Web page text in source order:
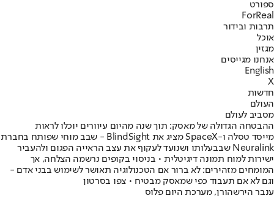
ספורט
ForReal
תרבות ובידור
אוכל
מגזין
אנחנו מגייסים
English
X
חדשות
העולם
מסביב לעולם
ההבטחה הגדולה של מאסק: תוך שנה מהיום עיוורים יוכלו לראות
מייסד טסלה ו-SpaceX מציג את BlindSight - שבב מוחי שפותח בחברת
Neuralink שבבעלותו ושנועד לעקוף את עצב הראייה הפגום ולהעביר
ישירות למוח תמונה דיגיטלית • בניסוי בקופים נרשמה הצלחה, אך
המומחים מזהירים: לא ברור אם הטכנולוגיה תאושר לשימוש בבני אדם -
וגם לא אם תעבוד כפי שמאסק מבטיח • צפו בסרטון
ענבר הירשהורן, מערכת היום פלוס